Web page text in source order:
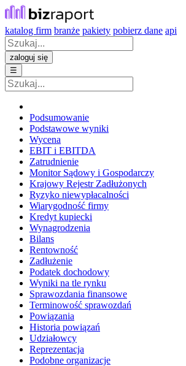
katalog firm branże pakiety pobierz dane api
zaloguj się
☰
Podsumowanie
Podstawowe wyniki
Wycena
EBIT i EBITDA
Zatrudnienie
Monitor Sądowy i Gospodarczy
Krajowy Rejestr Zadłużonych
Ryzyko niewypłacalności
Wiarygodność firmy
Kredyt kupiecki
Wynagrodzenia
Bilans
Rentowność
Zadłużenie
Podatek dochodowy
Wyniki na tle rynku
Sprawozdania finansowe
Terminowość sprawozdań
Powiązania
Historia powiązań
Udziałowcy
Reprezentacja
Podobne organizacje